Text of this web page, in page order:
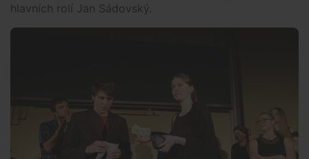
hlavních rolí Jan Sádovský.